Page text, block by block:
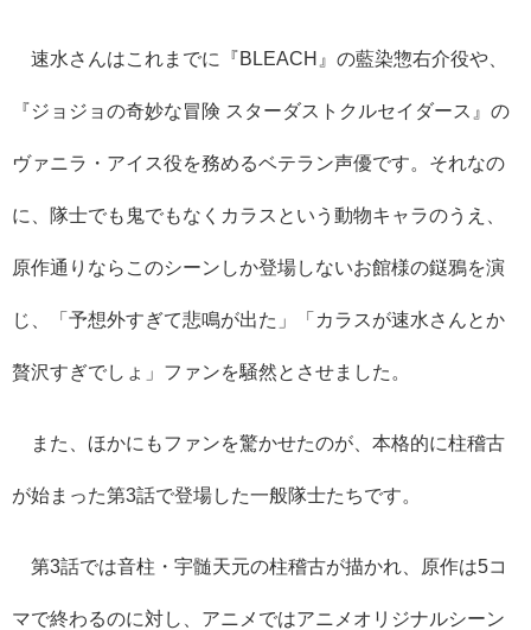
速水さんはこれまでに『BLEACH 』の藍染惣右介役や、
『ジョジョの奇妙な冒険 スターダストクルセイダース』の
ヴァニラ・アイス役を務めるベテラン声優です。それなの
に、隊士でも鬼でもなくカラスという動物キャラのうえ、
原作通りならこのシーンしか登場しないお館様の鎹鴉を演
じ、「予想外すぎて悲鳴が出た」「カラスが速水さんとか
贅沢すぎでしょ」ファンを騒然とさせました。
また、ほかにもファンを驚かせたのが、本格的に柱稽古
が始まった第3話で登場した一般隊士たちです。
第3話では音柱・宇髄天元の柱稽古が描かれ、原作は5コ
マで終わるのに対し、アニメではアニメオリジナルシーン